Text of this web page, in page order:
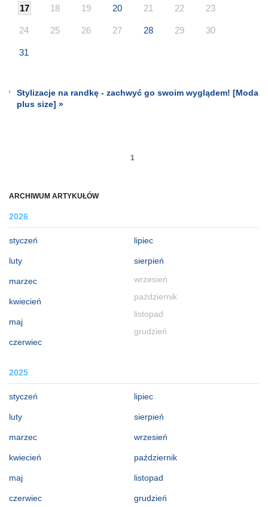
ARCHIWUM ARTYKUŁÓW
2026
styczeń
luty
marzec
kwiecień
maj
czerwiec
lipiec
sierpień
wrzesień
październik
listopad
grudzień
2025
styczeń
luty
marzec
kwiecień
maj
czerwiec
lipiec
sierpień
wrzesień
październik
listopad
grudzień
17 18 19 20 21 22 23
24 25 26 27 28 29 30
31
Stylizacje na randkę - zachwyć go swoim wyglądem! [Moda
plus size] »
1